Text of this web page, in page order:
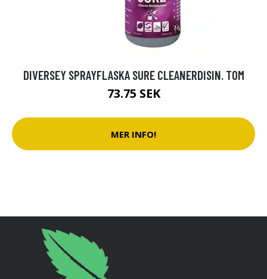
DIVERSEY SPRAYFLASKA SURE CLEANERDISIN. TOM
73.75 SEK
MER INFO!